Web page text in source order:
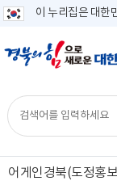
이 누리집은 대한
어게인경북(도정홍